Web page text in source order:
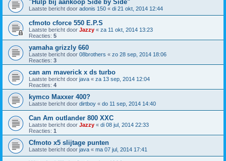
"Hulp bij aankoop Side by Side"
Laatste bericht door adonis 150 « di 21 okt, 2014 12:44
cfmoto cforce 550 E.P.S
Laatste bericht door Jazzy « za 11 okt, 2014 13:23
Reacties: 5
yamaha grizzly 660
Laatste bericht door 08brothers « zo 28 sep, 2014 18:06
Reacties: 3
can am maverick x ds turbo
Laatste bericht door java « za 13 sep, 2014 12:04
Reacties: 4
kymco Maxxer 400?
Laatste bericht door dirtboy « do 11 sep, 2014 14:40
Can Am outlander 800 XXC
Laatste bericht door Jazzy « di 08 jul, 2014 22:33
Reacties: 1
Cfmoto x5 slijtage punten
Laatste bericht door java « ma 07 jul, 2014 17:41